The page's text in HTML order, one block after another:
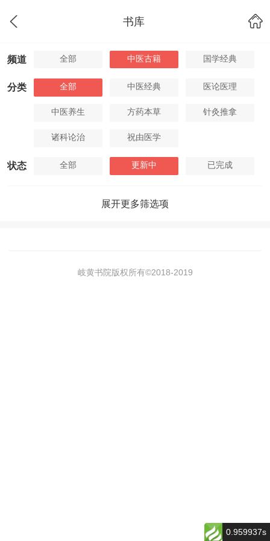
书库
频道 全部 中医古籍 国学经典
分类 全部 中医经典 医论医理
中医养生 方药本草 针灸推拿
诸科论治 祝由医学
状态 全部 更新中 已完成
展开更多筛选项
岐黄书院版权所有©2018-2019
0.959937s